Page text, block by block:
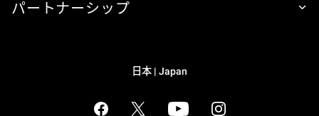
パートナーシップ
日本 | Japan